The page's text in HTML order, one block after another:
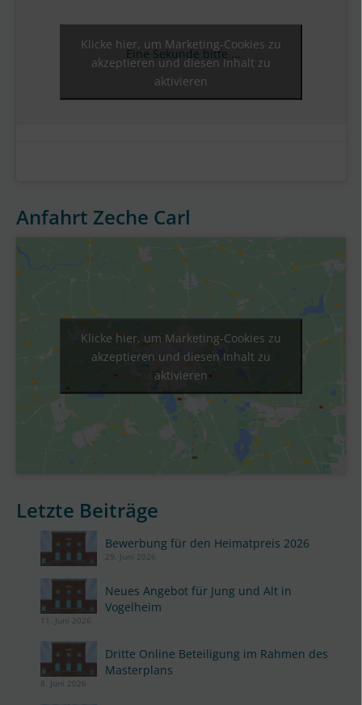
Eine Sekunde bitte ...
Klicke hier, um Marketing-Cookies zu
akzeptieren und diesen Inhalt zu
aktivieren
Anfahrt Zeche Carl
Klicke hier, um Marketing-Cookies zu
akzeptieren und diesen Inhalt zu
aktivieren
Letzte Beiträge
Bewerbung für den Heimatpreis 2026
29. Juni 2026
Neues Angebot für Jung und Alt in
Vogelheim
11. Juni 2026
Dritte Online Beteiligung im Rahmen des
Masterplans
8. Juni 2026